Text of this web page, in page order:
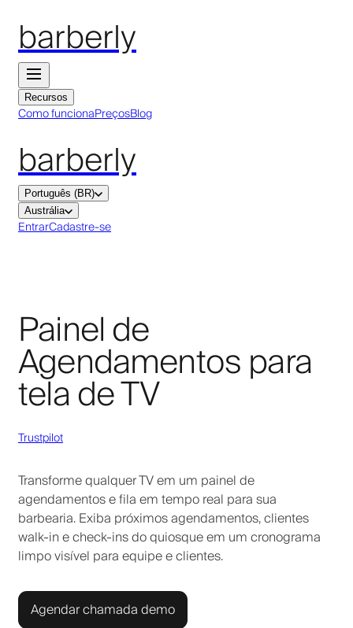
barberly
Recursos
Como funcionaPreçosBlog
barberly
Português (BR)
Austrália
EntrarCadastre-se
Painel de
Agendamentos para
tela de TV
Trustpilot
Transforme qualquer TV em um painel de
agendamentos e fila em tempo real para sua
barbearia. Exiba próximos agendamentos, clientes
walk-in e check-ins do quiosque em um cronograma
limpo visível para equipe e clientes.
Agendar chamada demo